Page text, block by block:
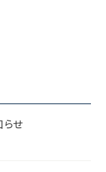
せ